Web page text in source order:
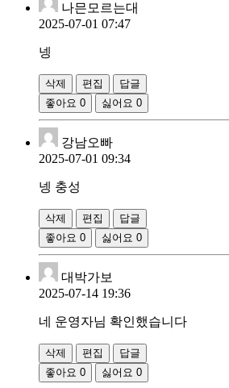
나믄모르는대
2025-07-01 07:47
넹
삭제 편집
답글
좋아요 0 싫어요 0
강남오빠
2025-07-01 09:34
넹 충성
삭제 편집
답글
좋아요 0 싫어요 0
대박가보
2025-07-14 19:36
네 운영자님 확인했습니다
삭제 편집
답글
좋아요 0 싫어요 0